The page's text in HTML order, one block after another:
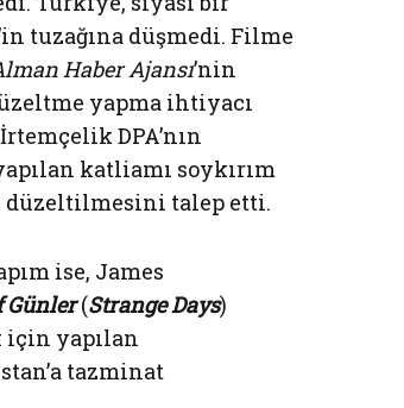
tuzağına düşmedi. Filme
Haber Ajansı’nin
yapma ihtiyacı
DPA’nın
katliamı soykırım
düzeltilmesini talep etti.
ise, James
Günler(Strange Days)
yapılan
tazminat